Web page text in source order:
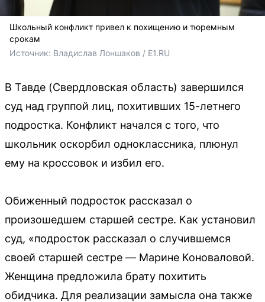
Школьный конфликт привел к похищению и тюремным
срокам
Источник: Владислав Лоншаков / E1.RU
В Тавде (Свердловская область) завершился
суд над группой лиц, похитивших 15-летнего
подростка. Конфликт начался с того, что
школьник оскорбил одноклассника, плюнул
ему на кроссовок и избил его.
Обиженный подросток рассказал о
произошедшем старшей сестре. Как установил
суд, «подросток рассказал о случившемся
своей старшей сестре — Марине Коноваловой.
Женщина предложила брату похитить
обидчика. Для реализации замысла она также